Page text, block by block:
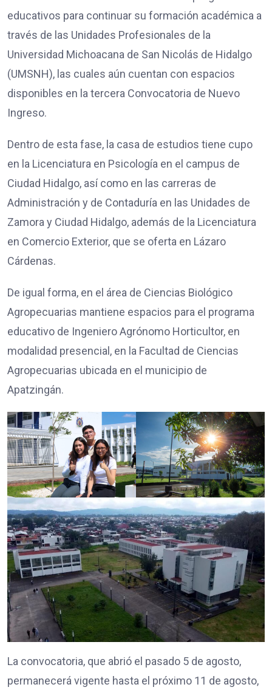
educativos para continuar su formación académica a
través de las Unidades Profesionales de la
Universidad Michoacana de San Nicolás de Hidalgo
(UMSNH), las cuales aún cuentan con espacios
disponibles en la tercera Convocatoria de Nuevo
Ingreso.
Dentro de esta fase, la casa de estudios tiene cupo
en la Licenciatura en Psicología en el campus de
Ciudad Hidalgo, así como en las carreras de
Administración y de Contaduría en las Unidades de
Zamora y Ciudad Hidalgo, además de la Licenciatura
en Comercio Exterior, que se oferta en Lázaro
Cárdenas.
De igual forma, en el área de Ciencias Biológico
Agropecuarias mantiene espacios para el programa
educativo de Ingeniero Agrónomo Horticultor, en
modalidad presencial, en la Facultad de Ciencias
Agropecuarias ubicada en el municipio de
Apatzingán.
La convocatoria, que abrió el pasado 5 de agosto,
permanecerá vigente hasta el próximo 11 de agosto,